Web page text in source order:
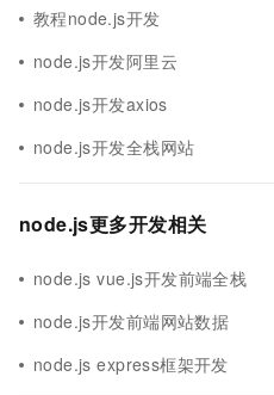
教程node.js开发
node.js开发阿里云
node.js开发axios
node.js开发全栈网站
node.js更多开发相关
node.js vue.js开发前端全栈
node.js开发前端网站数据
node.js express框架开发